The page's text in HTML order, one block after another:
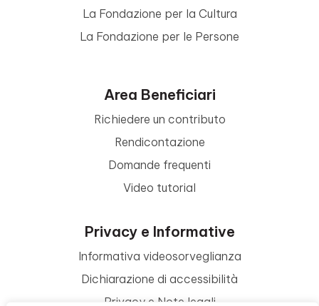
La Fondazione per la Cultura
La Fondazione per le Persone
Area Beneficiari
Richiedere un contributo
Rendicontazione
Domande frequenti
Video tutorial
Privacy e Informative
Informativa videosorveglianza
Dichiarazione di accessibilità
Privacy e Note legali